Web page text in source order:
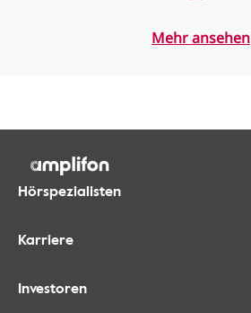
Mehr ansehen
Hörspezialisten
Karriere
Investoren